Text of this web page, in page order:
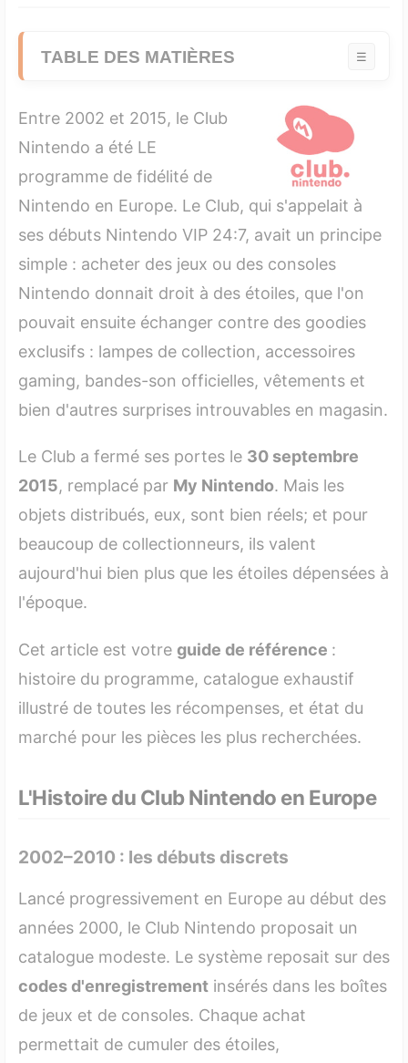
TABLE DES MATIÈRES ☰
1. L'Histoire du Club Nintendo en Europe
1.1 2002–2010 : les débuts discrets
1.2 2011–2014 : l'âge d'or des goodies
1.3 2015 : Le bouquet final et l'héritage
2. Le Catalogue Complet des Récompenses Club
Nintendo
2.1 Lampes & Objets Déco
2.2 Accessoires Gaming
2.3 Vêtements & Mode
2.5 Sacs, Pochettes & Étuis
2.6 Jeux de Société, Papeterie & Divers
2.7 Peluches & Textiles
2.8 Kits de Bien-Être & Relaxation
2.9 La Pièce Commémorative
2.10 Jeux Dématérialisés : le Grand Déstockage de
Mars 2015
3. Les pépites oubliées du catalogue
6. FAQ Club Nintendo
Entre 2002 et 2015, le Club
Nintendo a été LE
programme de fidélité de
Nintendo en Europe. Le Club, qui s'appelait à
ses débuts Nintendo VIP 24:7, avait un principe
simple : acheter des jeux ou des consoles
Nintendo donnait droit à des étoiles, que l'on
pouvait ensuite échanger contre des goodies
exclusifs : lampes de collection, accessoires
gaming, bandes-son officielles, vêtements et
bien d'autres surprises introuvables en magasin.
Le Club a fermé ses portes le 30 septembre
2015, remplacé par My Nintendo. Mais les
objets distribués, eux, sont bien réels; et pour
beaucoup de collectionneurs, ils valent
aujourd'hui bien plus que les étoiles dépensées à
l'époque.
Cet article est votre guide de référence :
histoire du programme, catalogue exhaustif
illustré de toutes les récompenses, et état du
marché pour les pièces les plus recherchées.
L'Histoire du Club Nintendo en Europe
2002–2010 : les débuts discrets
Lancé progressivement en Europe au début des
années 2000, le Club Nintendo proposait un
catalogue modeste. Le système reposait sur des
codes d'enregistrement insérés dans les boîtes
de jeux et de consoles. Chaque achat
permettait de cumuler des étoiles,